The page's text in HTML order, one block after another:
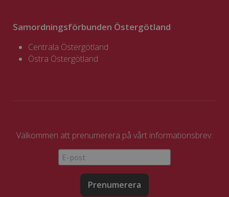
Samordningsförbunden Östergötland
Centrala Östergötland
Östra Östergötland
Välkommen att prenumerera på vårt informationsbrev:
Prenumerera